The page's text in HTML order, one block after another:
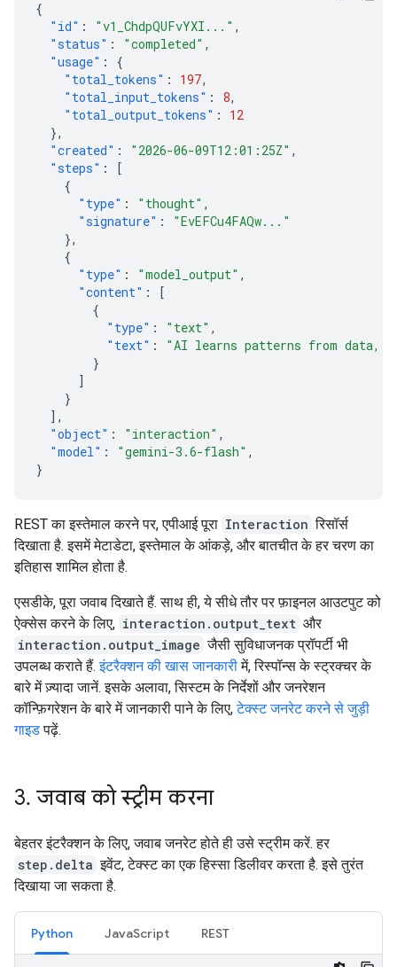
{
"id" : "v1_ChdpQUFvYXI..." ,
"status" : "completed" ,
"usage" :
{
"total_tokens" : 197,
"total_input_tokens" : 8,
"total_output_tokens" :
12
},
"created" : "2026-06-09T12:01:25Z" ,
"steps" :
[
{
"type" : "thought" ,
"signature" :
"EvEFCu4FAQw..."
},
{
"type" : "model_output" ,
"content" :
[
{
"type" : "text" ,
"text" :
"AI learns patterns from data,
}
]
}
],
"object" : "interaction" ,
"model" : "gemini-3.6-flash" ,
}
REST का इस्तेमाल करने पर, एपीआई पूरा Interaction रिसॉर्स
दिखाता है. इसमें मेटाडेटा, इस्तेमाल के आंकड़े, और बातचीत के हर चरण का
इतिहास शामिल होता है.
एसडीके, पूरा जवाब दिखाते हैं. साथ ही, ये सीधे तौर पर फ़ाइनल आउटपुट को
ऐक्सेस करने के लिए, interaction.output_text और
interaction.output_image जैसी सुविधाजनक प्रॉपर्टी भी
उपलब्ध कराते हैं.इंटरैक्शन की खास जानकारीमें, रिस्पॉन्स के स्ट्रक्चर के
बारे में ज़्यादा जानें. इसके अलावा, सिस्टम के निर्देशों और जनरेशन
कॉन्फ़िगरेशन के बारे में जानकारी पाने के लिए,टेक्स्ट जनरेट करने से जुड़ी
गाइडपढ़ें.
3. जवाब को स्ट्रीम करना
बेहतर इंटरैक्शन के लिए, जवाब जनरेट होते ही उसे स्ट्रीम करें. हर
step.delta इवेंट, टेक्स्ट का एक हिस्सा डिलीवर करता है. इसे तुरंत
दिखाया जा सकता है.
Python JavaScript REST